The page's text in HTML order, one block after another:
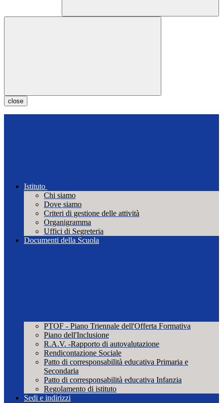
close
Istituto
Chi siamo
Dove siamo
Criteri di gestione delle attività
Organigramma
Uffici di Segreteria
Documenti della Scuola
PTOF - Piano Triennale dell'Offerta Formativa
Piano dell'Inclusione
R.A.V. -Rapporto di autovalutazione
Rendicontazione Sociale
Patto di corresponsabilità educativa Primaria e
Secondaria
Patto di corresponsabilità educativa Infanzia
Regolamento di istituto
Sedi e indirizzi